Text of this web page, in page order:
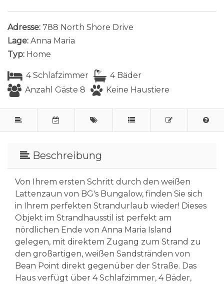
Adresse: 788 North Shore Drive
Lage: Anna Maria
Typ: Home
4 Schlafzimmer
4 Bäder
Anzahl Gäste 8
Keine Haustiere
Beschreibung
Von Ihrem ersten Schritt durch den weißen
Lattenzaun von BG's Bungalow, finden Sie sich
in Ihrem perfekten Strandurlaub wieder! Dieses
Objekt im Strandhausstil ist perfekt am
nördlichen Ende von Anna Maria Island
gelegen, mit direktem Zugang zum Strand zu
den großartigen, weißen Sandstränden von
Bean Point direkt gegenüber der Straße. Das
Haus verfügt über 4 Schlafzimmer, 4 Bäder,